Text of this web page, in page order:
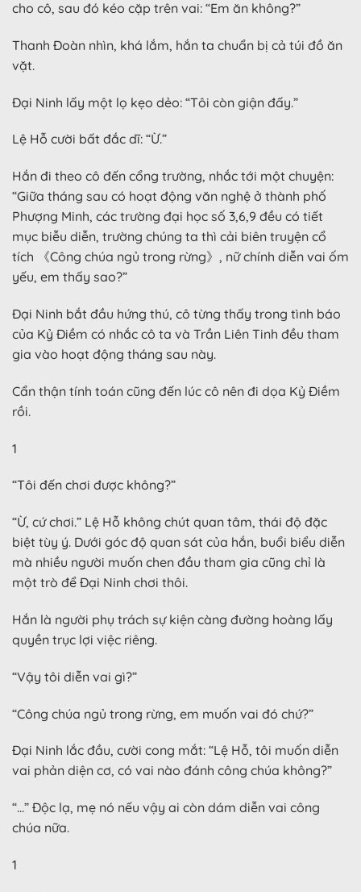
cho cô, sau đó kéo cặp trên vai: “Em ăn không?”
Thanh Đoàn nhìn, khá lắm, hắn ta chuẩn bị cả túi đồ ăn
vặt.
Đại Ninh lấy một lọ kẹo dẻo: “Tôi còn giận đấy.”
Lệ Hỗ cười bất đắc dĩ: “Ừ.”
Hắn đi theo cô đến cổng trường, nhắc tới một chuyện:
“Giữa tháng sau có hoạt động văn nghệ ở thành phố
Phượng Minh, các trường đại học số 3,6,9 đều có tiết
mục biễu diễn, trường chúng ta thì cải biên truyện cổ
tích 《Công chúa ngủ trong rừng》, nữ chính diễn vai ốm
yếu, em thấy sao?”
Đại Ninh bắt đầu hứng thú, cô từng thấy trong tình báo
của Kỷ Điềm có nhắc cô ta và Trần Liên Tinh đều tham
gia vào hoạt động tháng sau này.
Cẩn thận tính toán cũng đến lúc cô nên đi dọa Kỷ Điềm
rồi.
1
“Tôi đến chơi được không?”
“Ừ, cứ chơi.” Lệ Hỗ không chút quan tâm, thái độ đặc
biệt tùy ý. Dưới góc độ quan sát của hắn, buổi biểu diễn
mà nhiều người muốn chen đầu tham gia cũng chỉ là
một trò để Đại Ninh chơi thôi.
Hắn là người phụ trách sự kiện càng đường hoàng lấy
quyền trục lợi việc riêng.
“Vậy tôi diễn vai gì?”
“Công chúa ngủ trong rừng, em muốn vai đó chứ?”
Đại Ninh lắc đầu, cười cong mắt: “Lệ Hỗ, tôi muốn diễn
vai phản diện cơ, có vai nào đánh công chúa không?”
“…” Độc lạ, mẹ nó nếu vậy ai còn dám diễn vai công
chúa nữa.
1